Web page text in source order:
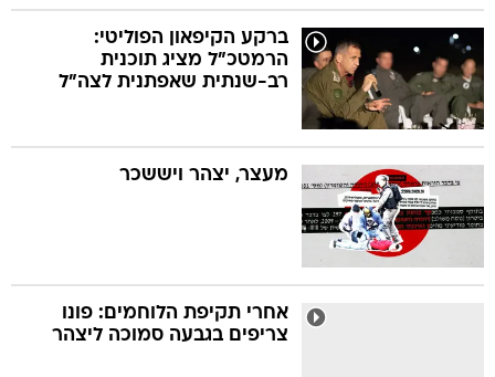
ברקע הקיפאון הפוליטי:
הרמטכ"ל מציג תוכנית
רב-שנתית שאפתנית לצה"ל
מעצר, יצהר ויששכר
אחרי תקיפת הלוחמים: פונו
צריפים בגבעה סמוכה ליצהר